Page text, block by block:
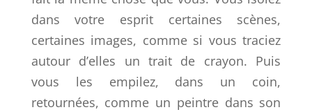
dans votre esprit certaines scènes,
certaines images, comme si vous traciez
autour d’elles un trait de crayon. Puis
vous les empilez, dans un coin,
retournées, comme un peintre dans son